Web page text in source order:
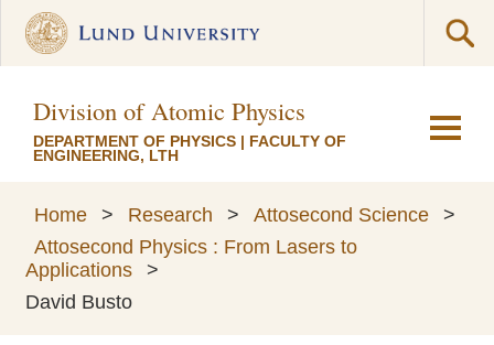
Division of Atomic Physics
DEPARTMENT OF PHYSICS | FACULTY OF
ENGINEERING, LTH
Home > Research > Attosecond Science
>
Attosecond Physics : From Lasers to
Applications
>
David Busto